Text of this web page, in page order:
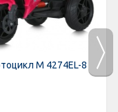
M 4274EL-8